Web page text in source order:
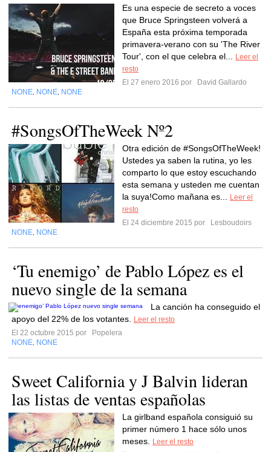
Es una especie de secreto a voces
que Bruce Springsteen volverá a
España esta próxima temporada
primavera-verano con su 'The River
Tour', con el que celebra el...
Leer el
resto
El 27 enero 2016 por
David Gallardo
NONE NONE NONE
#SongsOfTheWeek Nº2
Otra edición de #SongsOfTheWeek!
Ustedes ya saben la rutina, yo les
comparto lo que estoy escuchando
esta semana y usteden me cuentan
la suya!Como mañana es...
Leer el
resto
El 24 diciembre 2015 por
Lesboudoirs
NONE NONE
‘Tu enemigo’ de Pablo López es el
nuevo single de la semana
La canción ha conseguido el
apoyo del 22% de los votantes.
Leer el resto
El 22 octubre 2015 por
Popelera
NONE NONE
Sweet California y J Balvin lideran
las listas de ventas españolas
La girlband española consiguió su
primer número 1 hace sólo unos
meses.
Leer el resto